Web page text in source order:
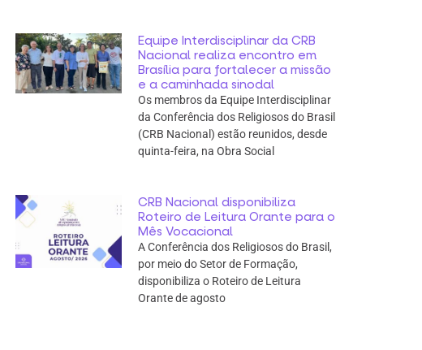
Equipe Interdisciplinar da CRB
Nacional realiza encontro em
Brasília para fortalecer a missão
e a caminhada sinodal
Os membros da Equipe Interdisciplinar
da Conferência dos Religiosos do Brasil
(CRB Nacional) estão reunidos, desde
quinta-feira, na Obra Social
CRB Nacional disponibiliza
Roteiro de Leitura Orante para o
Mês Vocacional
A Conferência dos Religiosos do Brasil,
por meio do Setor de Formação,
disponibiliza o Roteiro de Leitura
Orante de agosto